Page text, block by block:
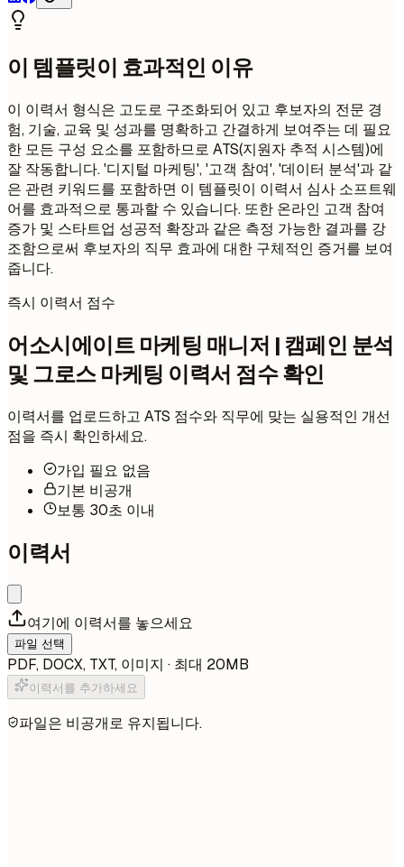
이 템플릿이 효과적인 이유
이 이력서 형식은 고도로 구조화되어 있고 후보자의 전문 경
험, 기술, 교육 및 성과를 명확하고 간결하게 보여주는 데 필요
한 모든 구성 요소를 포함하므로 ATS(지원자 추적 시스템)에
잘 작동합니다. '디지털 마케팅', '고객 참여', '데이터 분석'과 같
은 관련 키워드를 포함하면 이 템플릿이 이력서 심사 소프트웨
어를 효과적으로 통과할 수 있습니다. 또한 온라인 고객 참여
증가 및 스타트업 성공적 확장과 같은 측정 가능한 결과를 강
조함으로써 후보자의 직무 효과에 대한 구체적인 증거를 보여
줍니다.
즉시 이력서 점수
어소시에이트 마케팅 매니저 | 캠페인 분석
및 그로스 마케팅 이력서 점수 확인
이력서를 업로드하고 ATS 점수와 직무에 맞는 실용적인 개선
점을 즉시 확인하세요.
가입 필요 없음
기본 비공개
보통 30초 이내
이력서
여기에 이력서를 놓으세요
파일 선택
PDF, DOCX, TXT, 이미지 · 최대 20MB
이력서를 추가하세요
파일은 비공개로 유지됩니다.